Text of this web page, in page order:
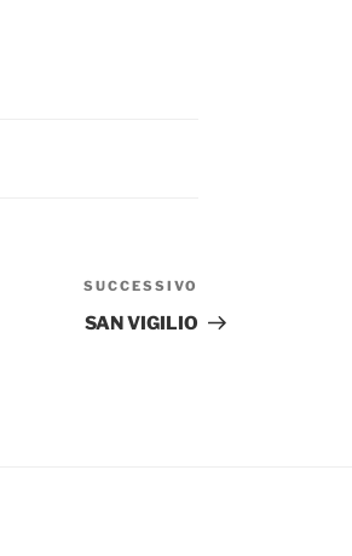
successivo
SUCCESSIVO
SAN VIGILIO